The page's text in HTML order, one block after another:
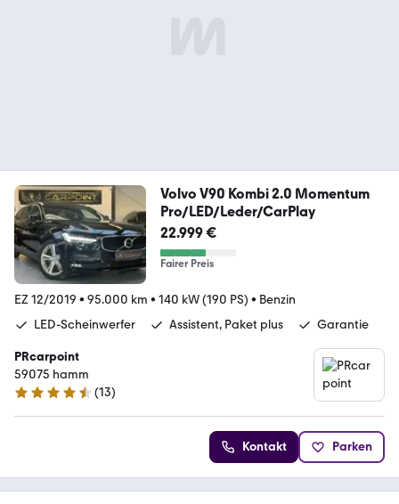
Volvo V90 Kombi 2.0 Momentum
Pro/LED/Leder/CarPlay
22.999 €
Fairer Preis
EZ 12/2019 • 95.000 km • 140 kW (190 PS) • Benzin
LED-Scheinwerfer
Assistent, Paket plus Garantie
PRcarpoint
59075 hamm
4.5 Sterne
(13)
Kontakt Parken